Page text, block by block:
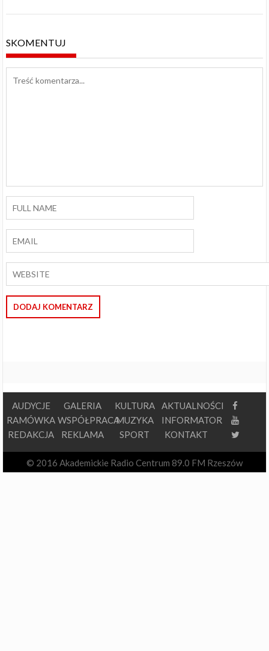
SKOMENTUJ
AUDYCJE
RAMÓWKA
REDAKCJA
GALERIA
WSPÓŁPRACA
REKLAMA
KULTURA
MUZYKA
SPORT
AKTUALNOŚCI
INFORMATOR
KONTAKT
© 2016 Akademickie Radio Centrum 89.0 FM Rzeszów